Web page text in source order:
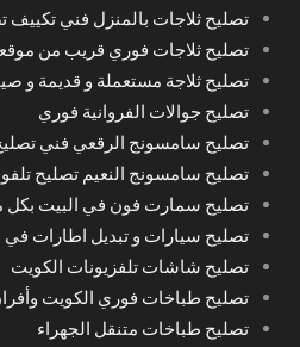
تصليح ثلاجات بالمنزل فني تكييف
تصليح ثلاجات فوري قريب من
تصليح ثلاجة مستعملة و قديمة و
تصليح جوالات الفروانية فوري
تصليح سامسونج الرقعي فني
تصليح سامسونج النعيم تصليح
تصليح سمارت فون في البيت بكل
تصليح سيارات و تبديل اطارات في
تصليح شاشات تلفزيونات الكويت
تصليح طباخات فوري الكويت
تصليح طباخات متنقل الجهراء